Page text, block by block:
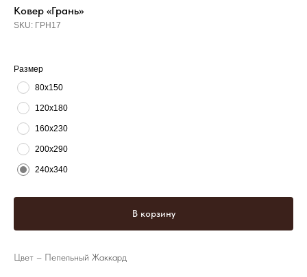
Ковер «Грань»
SKU: ГРН17
Размер
80х150
120х180
160х230
200х290
240х340
В корзину
Цвет – Пепельный Жаккард